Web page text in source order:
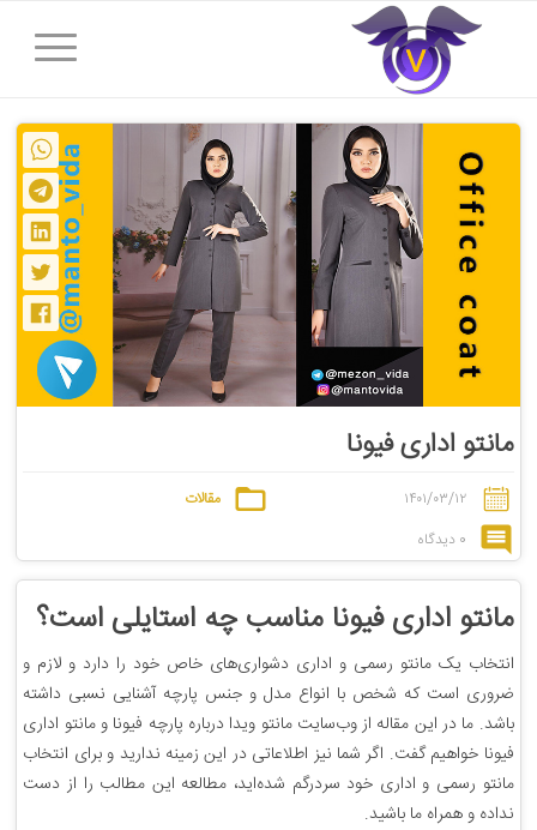
مانتو اداری فیونا
۱۴۰۱/۰۳/۱۲
مقالات
0 دیدگاه
مانتو اداری فیونا مناسب چه استایلی است؟
انتخاب یک مانتو رسمی و اداری دشواری‌های خاص خود را دارد و لازم و
ضروری است که شخص با انواع مدل و جنس پارچه آشنایی نسبی داشته
باشد. ما در این مقاله از وب‌سایت مانتو ویدا درباره پارچه فیونا و مانتو اداری
فیونا خواهیم گفت. اگر شما نیز اطلاعاتی در این زمینه ندارید و برای انتخاب
مانتو رسمی و اداری خود سردرگم‌ شده‌اید، مطالعه این مطالب را از دست
نداده و همراه ما باشید.